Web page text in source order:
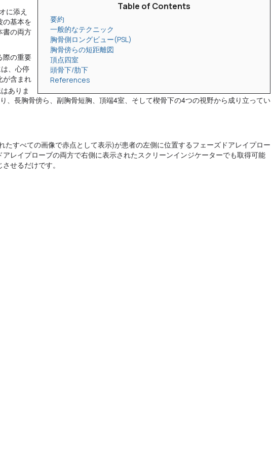
Table of Contents
要約
一般的なテクニック
胸骨側ロングビュー(PSL)
胸骨傍らの短距離図
頂点四室
頭骨下/肋下
References
に添え
の基本を
書の両方
際の重要
、心停
が含まれ
ありま
、長胸骨傍ら、副胸骨短胸、頂端4室、そして楔骨下の4つの視野から成り立ってい
すべての画像で赤点として表示)が患者の左側に位置するフェーズドアレイプロー
レイプローブの両方で右側に表示されたスクリーンインジケーターでも取得可能
せるだけです。